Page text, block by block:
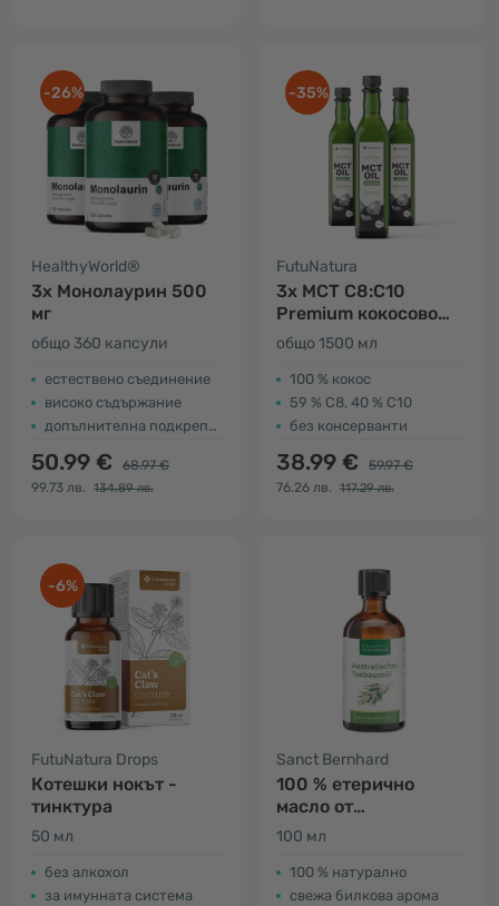
-26%
HealthyWorld®
3x Монолаурин 500
мг
общо 360 капсули
естествено съединение
високо съдържание
допълнителна подкрепа за организма
50.99 €
68.97 €
99.73 лв.
134.89 лв.
-35%
FutuNatura
3x MCT C8:C10
Premium кокосово
масло
общо 1500 мл
100 % кокос
59 % C8, 40 % C10
без консерванти
38.99 €
59.97 €
76.26 лв.
117.29 лв.
-6%
FutuNatura Drops
Котешки нокът -
тинктура
50 мл
без алкохол
за имунната система
Sanct Bernhard
100 % етерично
масло от
австралийско чаено
100 мл
100 % натурално
свежа билкова арома